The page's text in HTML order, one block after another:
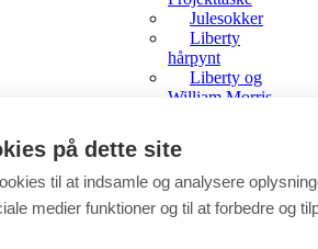
Julesokker
Liberty
hårpynt
Liberty og
William Morris
William Morris
toilettasker
Liberty
Penalhuse
på dette site
til at indsamle og analysere
medier funktioner og til at forbedre og